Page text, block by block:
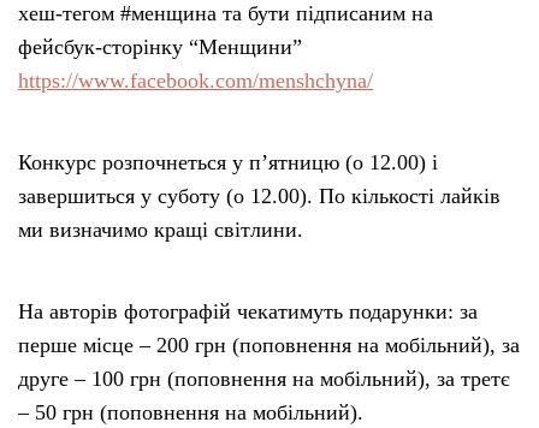
хеш-тегом #менщина та бути підписаним на
фейсбук-сторінку “Менщини”
https://www.facebook.com/menshchyna/
Конкурс розпочнеться у п’ятницю (о 12.00) і
завершиться у суботу (о 12.00). По кількості лайків
ми визначимо кращі світлини.
На авторів фотографій чекатимуть подарунки: за
перше місце – 200 грн (поповнення на мобільний), за
друге – 100 грн (поповнення на мобільний), за третє
– 50 грн (поповнення на мобільний).